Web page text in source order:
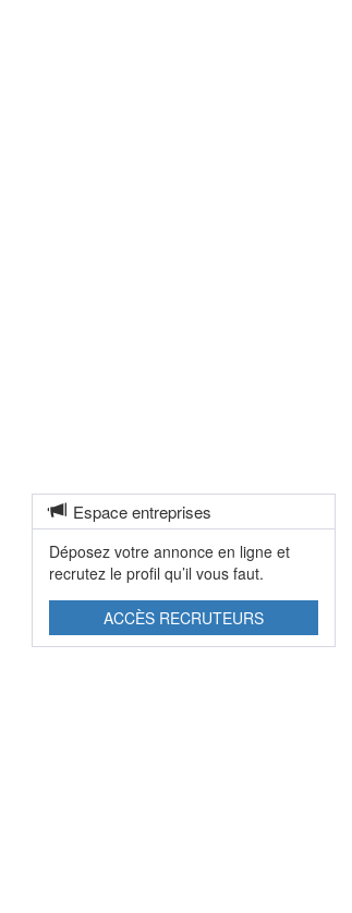
Espace entreprises
Déposez votre annonce en ligne et
recrutez le profil qu’il vous faut.
ACCÈS RECRUTEURS